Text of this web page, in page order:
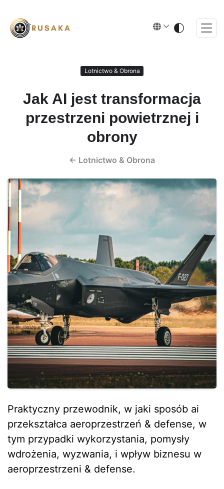
Lotnictwo & Obrona
Jak AI jest transformacja
przestrzeni powietrznej i
obrony
← Lotnictwo & Obrona
Praktyczny przewodnik, w jaki sposób ai
przekształca aeroprzestrzeń & defense, w
tym przypadki wykorzystania, pomysły
wdrożenia, wyzwania, i wpływ biznesu w
aeroprzestrzeni & defense.